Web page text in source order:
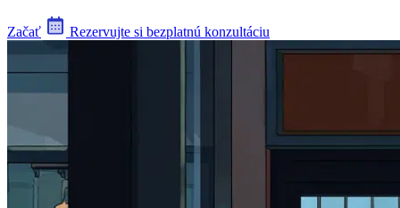
Začať Rezervujte si bezplatnú konzultáciu